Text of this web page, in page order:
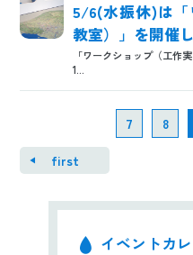
5/6(水振休)は
教室）」を開催
「ワークショップ
1...
first
7 8
イベントカ